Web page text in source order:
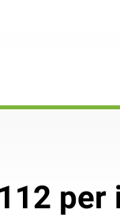
per